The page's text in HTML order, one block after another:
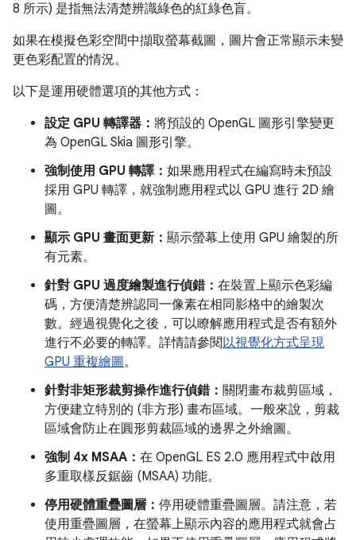
8 所示) 是指無法清楚辨識綠色的紅綠色盲。
如果在模擬色彩空間中擷取螢幕截圖，圖片會正常顯示未變
更色彩配置的情況。
以下是運用硬體選項的其他方式：
設定 GPU 轉譯器： 將預設的 OpenGL 圖形引擎變更
為 OpenGL Skia 圖形引擎。
強制使用 GPU 轉譯： 如果應用程式在編寫時未預設
採用 GPU 轉譯，就強制應用程式以 GPU 進行 2D 繪
圖。
顯示 GPU 畫面更新： 顯示螢幕上使用 GPU 繪製的所
有元素。
針對 GPU 過度繪製進行偵錯： 在裝置上顯示色彩編
碼，方便清楚辨認同一像素在相同影格中的繪製次
數。經過視覺化之後，可以瞭解應用程式是否有額外
進行不必要的轉譯。詳情請參閱以視覺化方式呈現
GPU 重複繪圖。
針對非矩形裁剪操作進行偵錯： 關閉畫布裁剪區域，
方便建立特別的 (非方形) 畫布區域。一般來說，剪裁
區域會防止在圓形剪裁區域的邊界之外繪圖。
強制 4x MSAA： 在 OpenGL ES 2.0 應用程式中啟用
多重取樣反鋸齒 (MSAA) 功能。
停用硬體重疊圖層： 停用硬體重疊圖層。請注意，若
使用重疊圖層，在螢幕上顯示內容的應用程式就會占